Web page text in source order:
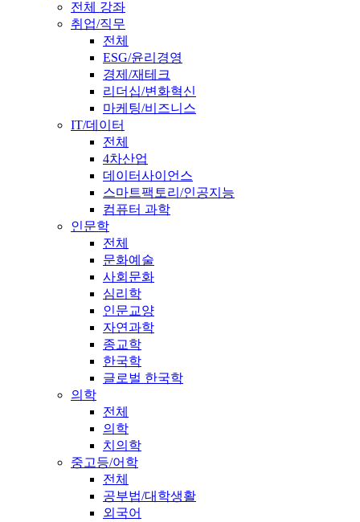
전체 강좌
취업/직무
전체
ESG/윤리경영
경제/재테크
리더십/변화혁신
마케팅/비즈니스
IT/데이터
전체
4차산업
데이터사이언스
스마트팩토리/인공지능
컴퓨터 과학
인문학
전체
문화예술
사회문화
심리학
인문교양
자연과학
종교학
한국학
글로벌 한국학
의학
전체
의학
치의학
중고등/어학
전체
공부법/대학생활
외국어